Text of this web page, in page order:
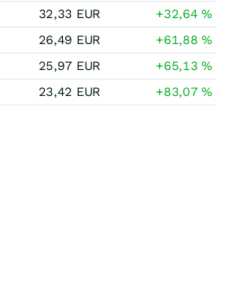
32,33 EUR +32,64%
26,49 EUR +61,88%
25,97 EUR +65,13%
23,42 EUR +83,07%